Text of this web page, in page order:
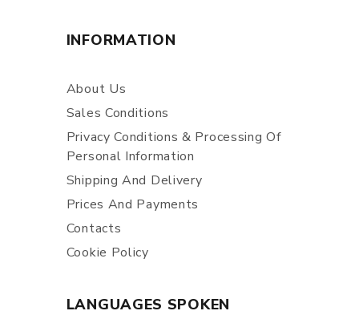
INFORMATION
About Us
Sales Conditions
Privacy Conditions & Processing Of
Personal Information
Shipping And Delivery
Prices And Payments
Contacts
Cookie Policy
LANGUAGES SPOKEN